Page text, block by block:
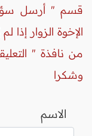
قسم " أرسل
الإخوة الزوار
من نافذة "
وشكرا
الاسم